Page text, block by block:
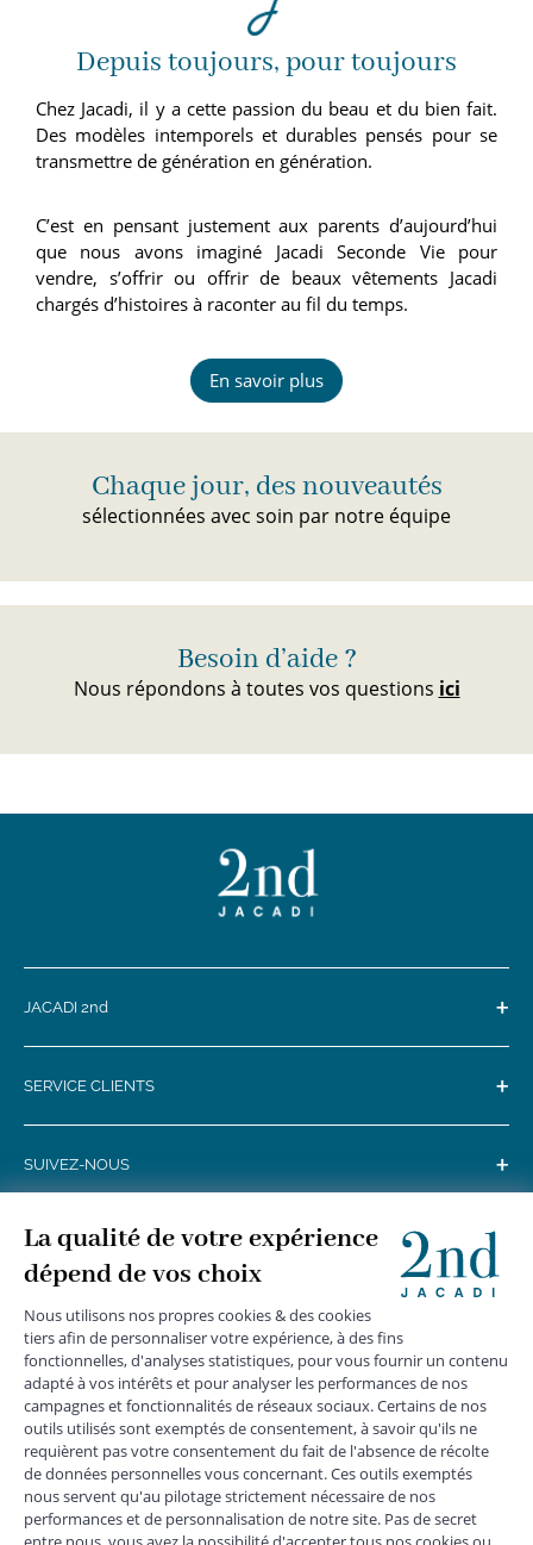
Depuis toujours, pour toujours
Chez Jacadi, il y a cette passion du beau et du bien fait.
Des modèles intemporels et durables pensés pour se
transmettre de génération en génération.
C’est en pensant justement aux parents d’aujourd’hui
que nous avons imaginé Jacadi Seconde Vie pour
vendre, s’offrir ou offrir de beaux vêtements Jacadi
chargés d’histoires à raconter au fil du temps.
En savoir plus
Chaque jour, des nouveautés
sélectionnées avec soin par notre équipe
Besoin d’aide ?
Nous répondons à toutes vos questions ici
JACADI 2nd +
SERVICE CLIENTS +
SUIVEZ-NOUS +
DONNÉES PERSONNELLES
*Livraison express gratuite en point relais dès 59 € et à domicile dès 150
€ vers la France Métropolitaine
Les données collectées par la société JACADI, responsable
du traitement, sont nécessaires à l'envoi de newsletters, à la
création de compte, pour le traitement, le suivi et la livraison
de votre commande, ainsi que pour le suivi de votre
adhésion au programme fidélité. Conformément au
Règlement Européen 2016/679 du 27 avril 2016 sur la
protection des données personnelles, vous bénéficiez d'un